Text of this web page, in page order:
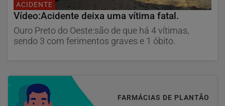
ACIDENTE
Vídeo:Acidente deixa uma vítima fatal.
Ouro Preto do Oeste:são de que há 4 vítimas,
sendo 3 com ferimentos graves e 1 óbito.
FARMÁCIAS DE PLANTÃO